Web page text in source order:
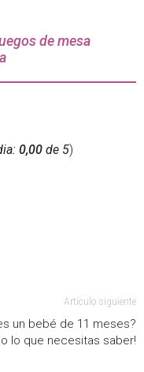
de mesa
0,00 de 5)
Artículo siguiente
un bebé de 11 meses?
lo que necesitas saber!